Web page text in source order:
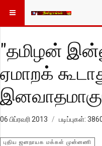
"தமிழன்
ஏமாறக்
06 பிப்ரவரி 2013 படிப்புகள்:
புதிய ஜனநாயக மக்கள் முன்னணி